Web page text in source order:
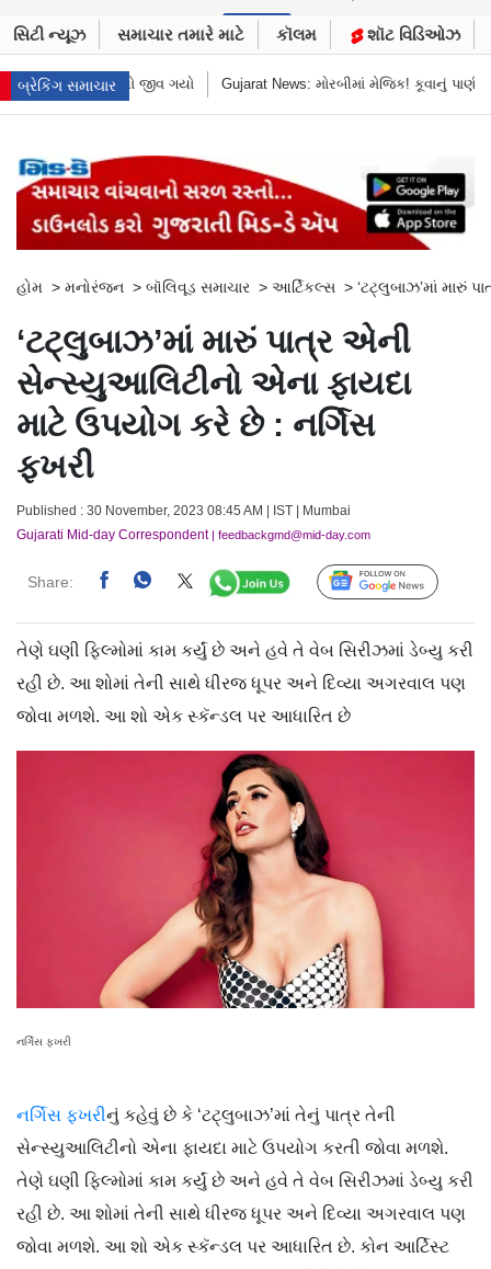
સિટી ન્યૂઝ સમાચાર તમારે માટે કૉલમ શૉટ વિડિઓઝ
બ્રેકિંગ સમાચાર
મેજિક! કૂવાનું પાણી દરિયાનાં મોજાંની જેમ ઊછળવા લાગ્યું, શું કહે છે નિષ્ણાતો?
હોમ > મનોરંજન > બૉલિવૂડ સમાચાર > આર્ટિકલ્સ > ‘ટટ્લુબાઝ’માં મારું
‘ટટ્લુબાઝ’માં મારું પાત્ર એની
સેન્સ્યુઆલિટીનો એના ફાયદા
માટે ઉપયોગ કરે છે : નર્ગિસ
ફખરી
Published : 30 November, 2023 08:45 AM | IST | Mumbai
Gujarati Mid-day Correspondent| feedbackgmd@mid-day.com
Share: Follow Us
તેણે ઘણી ફિલ્મોમાં કામ કર્યું છે અને હવે તે વેબ સિરીઝમાં ડેબ્યુ કરી
રહી છે. આ શોમાં તેની સાથે ધીરજ ધૂપર અને દિવ્યા અગરવાલ પણ
જોવા મળશે. આ શો એક સ્કૅન્ડલ પર આધારિત છે
નર્ગિસ ફખરી
નર્ગિસ ફખરીનું કહેવું છે કે ‘ટટ્લુબાઝ’માં તેનું પાત્ર તેની
સેન્સ્યુઆલિટીનો એના ફાયદા માટે ઉપયોગ કરતી જોવા મળશે.
તેણે ઘણી ફિલ્મોમાં કામ કર્યું છે અને હવે તે વેબ સિરીઝમાં ડેબ્યુ કરી
રહી છે. આ શોમાં તેની સાથે ધીરજ ધૂપર અને દિવ્યા અગરવાલ પણ
જોવા મળશે. આ શો એક સ્કૅન્ડલ પર આધારિત છે. કોન આર્ટિસ્ટ